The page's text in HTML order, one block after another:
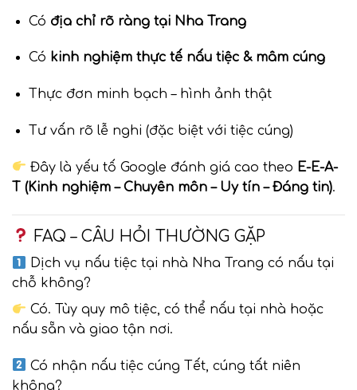
Có địa chỉ rõ ràng tại Nha Trang
Có kinh nghiệm thực tế nấu tiệc & mâm cúng
Thực đơn minh bạch – hình ảnh thật
Tư vấn rõ lễ nghi (đặc biệt với tiệc cúng)
Đây là yếu tố Google đánh giá cao theo E-E-A-
T (Kinh nghiệm – Chuyên môn – Uy tín – Đáng tin).
FAQ – CÂU HỎI THƯỜNG GẶP
Dịch vụ nấu tiệc tại nhà Nha Trang có nấu tại
chỗ không?
Có. Tùy quy mô tiệc, có thể nấu tại nhà hoặc
nấu sẵn và giao tận nơi.
Có nhận nấu tiệc cúng Tết, cúng tất niên
không?